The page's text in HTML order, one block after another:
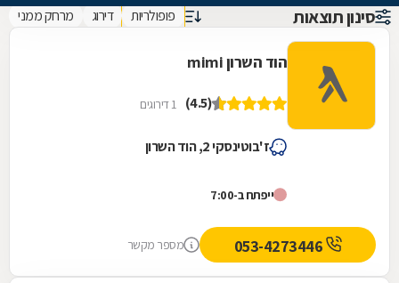
סינון תוצאות פופולריות דירוג מרחק ממני
הוד השרון mimi
(4.5) 1 דירוגים
ז'בוטינסקי 2, הוד השרון
ייפתח ב-7:00
מספר מקשר